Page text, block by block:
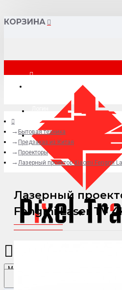
КОРЗИНА
+7 (495) 015-41-41
Menu
Бытовая техника
Предзаказ из Китая
Проекторы
Лазерный проектор Xiaomi Fengmi
Лазерный
Fengmi Laser TV